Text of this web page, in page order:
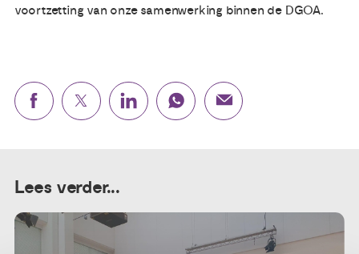
voortzetting van onze samenwerking binnen de DGOA.
Lees verder...